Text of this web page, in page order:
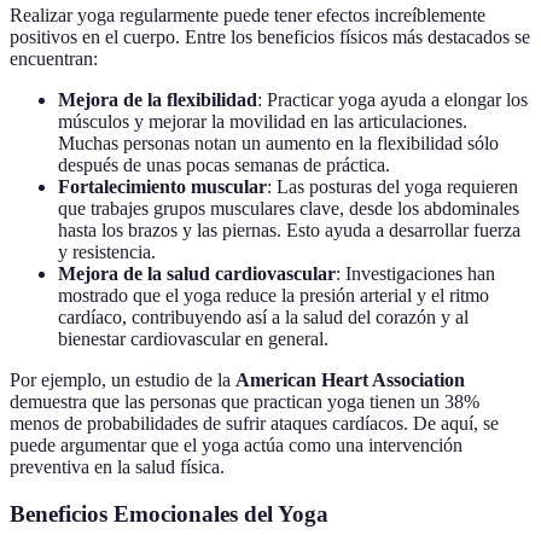
Realizar yoga regularmente puede tener efectos increíblemente
positivos en el cuerpo. Entre los beneficios físicos más destacados se
encuentran:
Mejora de la flexibilidad: Practicar yoga ayuda a elongar los
músculos y mejorar la movilidad en las articulaciones.
Muchas personas notan un aumento en la flexibilidad sólo
después de unas pocas semanas de práctica.
Fortalecimiento muscular: Las posturas del yoga requieren
que trabajes grupos musculares clave, desde los abdominales
hasta los brazos y las piernas. Esto ayuda a desarrollar fuerza
y resistencia.
Mejora de la salud cardiovascular: Investigaciones han
mostrado que el yoga reduce la presión arterial y el ritmo
cardíaco, contribuyendo así a la salud del corazón y al
bienestar cardiovascular en general.
Por ejemplo, un estudio de la American Heart Association
demuestra que las personas que practican yoga tienen un 38%
menos de probabilidades de sufrir ataques cardíacos. De aquí, se
puede argumentar que el yoga actúa como una intervención
preventiva en la salud física.
Beneficios Emocionales del Yoga